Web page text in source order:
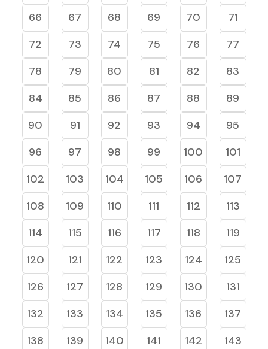
66
67 68 69 70
71
72
73 74 75 76
77
78
79 80 81 82
83
84
85 86 87 88
89
90
91 92 93 94
95
96
97 98 99 100
101
102
103 104 105 106
107
108
109 110 111 112
113
114
115 116 117 118
119
120
121 122 123 124
125
126
127 128 129 130
131
132
133 134 135 136
137
138
139 140 141 142
143